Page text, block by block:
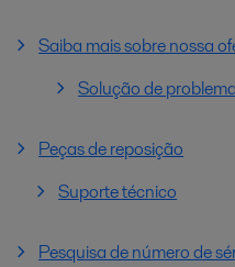
Saiba mais sobre nossa
Solução de
Peças de reposição
Suporte técnico
Pesquisa de número de